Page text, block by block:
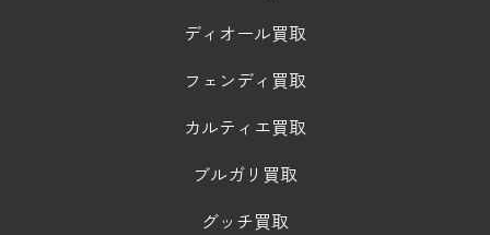
ディオール買取
フェンディ買取
カルティエ買取
ブルガリ買取
グッチ買取